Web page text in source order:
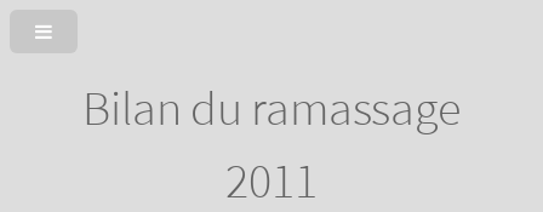
Bilan du ramassage
2011